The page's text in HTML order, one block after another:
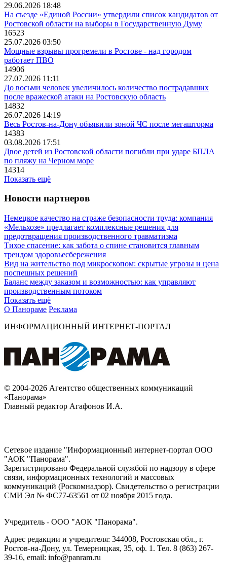
29.06.2026 18:48
На съезде «Единой России» утвердили список кандидатов от
Ростовской области на выборы в Государственную Думу
16523
25.07.2026 03:50
Мощные взрывы прогремели в Ростове - над городом
работает ПВО
14906
27.07.2026 11:11
До восьми человек увеличилось количество пострадавших
после вражеской атаки на Ростовскую область
14832
26.07.2026 14:19
Весь Ростов-на-Дону объявили зоной ЧС после мегашторма
14383
03.08.2026 17:51
Двое детей из Ростовской области погибли при ударе БПЛА
по пляжу на Черном море
14314
Показать ещё
Новости партнеров
Немецкое качество на страже безопасности труда: компания
«Мельхозе» предлагает комплексные решения для
предотвращения производственного травматизма
Тихое спасение: как забота о спине становится главным
трендом здоровьесбережения
Вид на жительство под микроскопом: скрытые угрозы и цена
поспешных решений
Баланс между заказом и возможностью: как управляют
производственным потоком
Показать ещё
О Панораме Реклама
ИНФОРМАЦИОННЫЙ ИНТЕРНЕТ-ПОРТАЛ
© 2004-2026 Агентство общественных коммуникаций
«Панорама»
Главный редактор Агафонов И.А.
Сетевое издание "Информационный интернет-портал ООО
"АОК "Панорама".
Зарегистрировано Федеральной службой по надзору в сфере
связи, информационных технологий и массовых
коммуникаций (Роскомнадзор). Cвидетельство о регистрации
СМИ Эл № ФС77-63561 от 02 ноября 2015 года.
Учредитель - ООО "АОК "Панорама".
Адрес редакции и учредителя: 344008, Ростовская обл., г.
Ростов-на-Дону, ул. Темерницкая, 35, оф. 1. Тел. 8 (863) 267-
39-16, email: info@panram.ru